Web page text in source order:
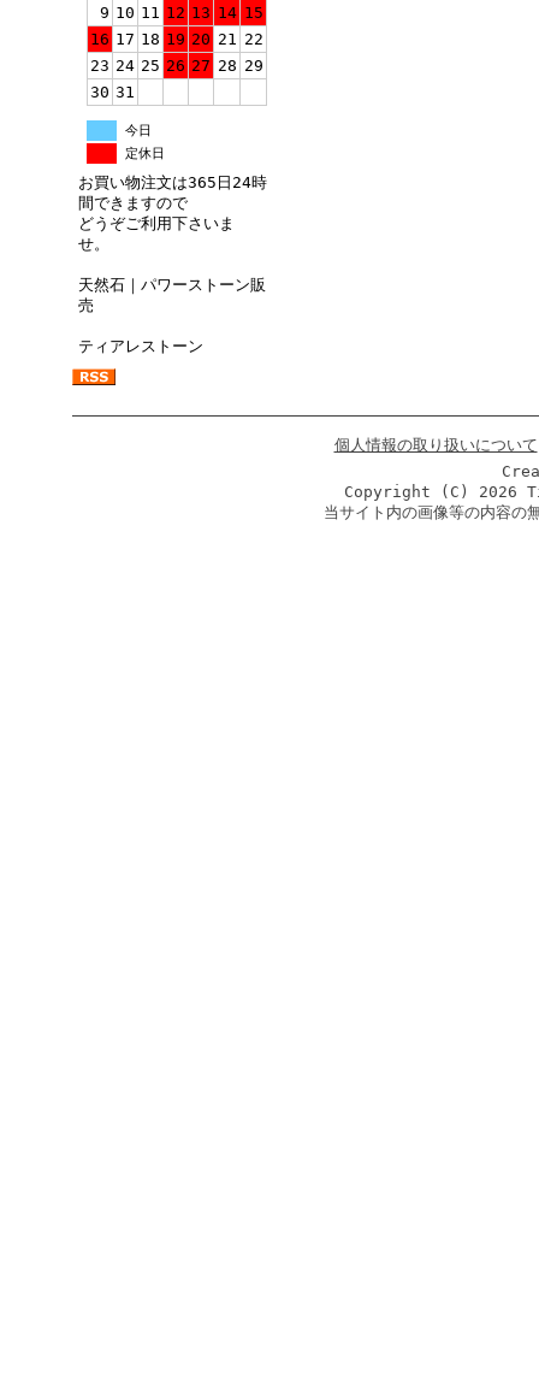
9 10 11 12 13 14 15
16 17 18 19 20 21 22
23 24 25 26 27 28 29
30 31
今日
定休日
お買い物注文は365日24時
間できますので
どうぞご利用下さいま
せ。
天然石｜パワーストーン販
売
ティアレストーン
個人情報の取り扱いについて
Copyright (C) 2026
当サイト内の画像等の内容の